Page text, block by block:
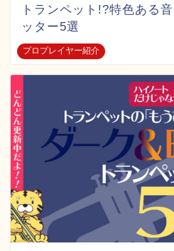
プロプレイヤー紹介
トランペット!?特色ある
ッター5選